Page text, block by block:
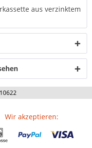
aus verzinktem
Wir akzeptieren: